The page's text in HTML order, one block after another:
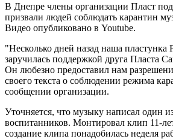
В Днепре члены организации Пласт
призвали людей соблюдать карантин
Видео опубликовано в Youtube.
"Несколько дней назад наша пластунка
заручилась поддержкой друга Пласта
Он любезно предоставил нам
своего текста о соблюдении режима
сообщении организации.
Уточняется, что музыку написал один
воспитанников. Монтировал клип 11-
создание клипа понадобилась неделя